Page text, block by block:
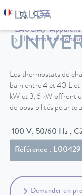
LAUDA
Thermostats
Les thermostats de
bain entre 4 et 40 L et
kW et 3,6 kW offrent
de possibilités pour
Référence :
Demander un